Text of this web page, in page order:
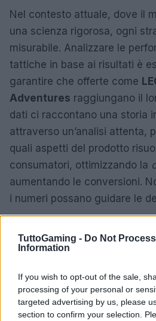
TuttoGaming - Do Not
Information
If you wish to opt-out of the sale,
processing of your personal or
targeted advertising by us, please
section to confirm your selection.
Nel contesto attuale, dove il
una scienza rigorosa, ogni
misurabile. Analizzare le
tattiche in base ai risultati è
garantire che offerte come
Adventures raggiungano il
dati ci raccontano una storia
attraverso un’analisi attenta,
quali aspetti del prodotto
consumatori, ottimizzando la
aumentando le conversioni.
i numeri possano guidare le